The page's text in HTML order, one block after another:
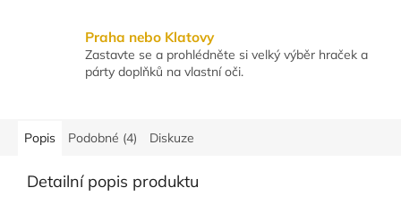
Praha nebo Klatovy
Zastavte se a prohlédněte si velký výběr hraček a
párty doplňků na vlastní oči.
Popis Podobné (4) Diskuze
Detailní popis produktu